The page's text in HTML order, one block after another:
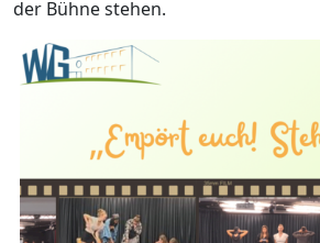
der Bühne stehen.